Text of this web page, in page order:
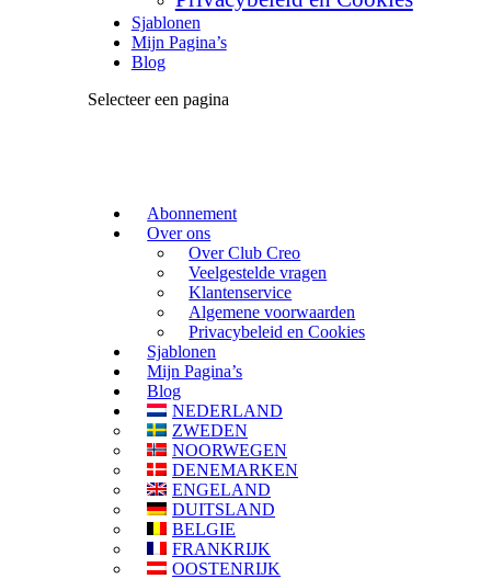
Sjablonen
Mijn Pagina’s
Blog
Selecteer een pagina
Abonnement
Over ons
Over Club Creo
Veelgestelde vragen
Klantenservice
Algemene voorwaarden
Privacybeleid en Cookies
Sjablonen
Mijn Pagina’s
Blog
NEDERLAND
ZWEDEN
NOORWEGEN
DENEMARKEN
ENGELAND
DUITSLAND
BELGIE
FRANKRIJK
OOSTENRIJK